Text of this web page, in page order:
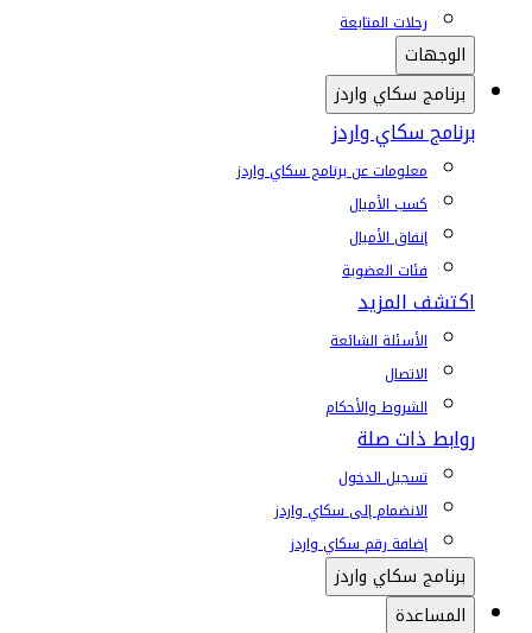
رحلات المتابعة
الوجهات
برنامج سكاي واردز
برنامج سكاي واردز
معلومات عن برنامج سكاي واردز
كسب الأميال
إنفاق الأميال
فئات العضوية
اكتشف المزيد
الأسئلة الشائعة
الاتصال
الشروط والأحكام
روابط ذات صلة
تسجيل الدخول
الانضمام إلى سكاي واردز
إضافة رقم سكاي واردز
برنامج سكاي واردز
المساعدة